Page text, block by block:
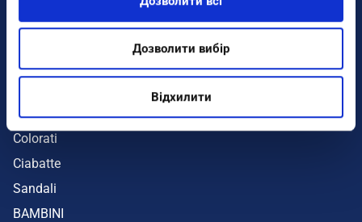
Дозволити вибір
Відхилити
UOMO
Colorati
Ciabatte
Sandali
BAMBINI